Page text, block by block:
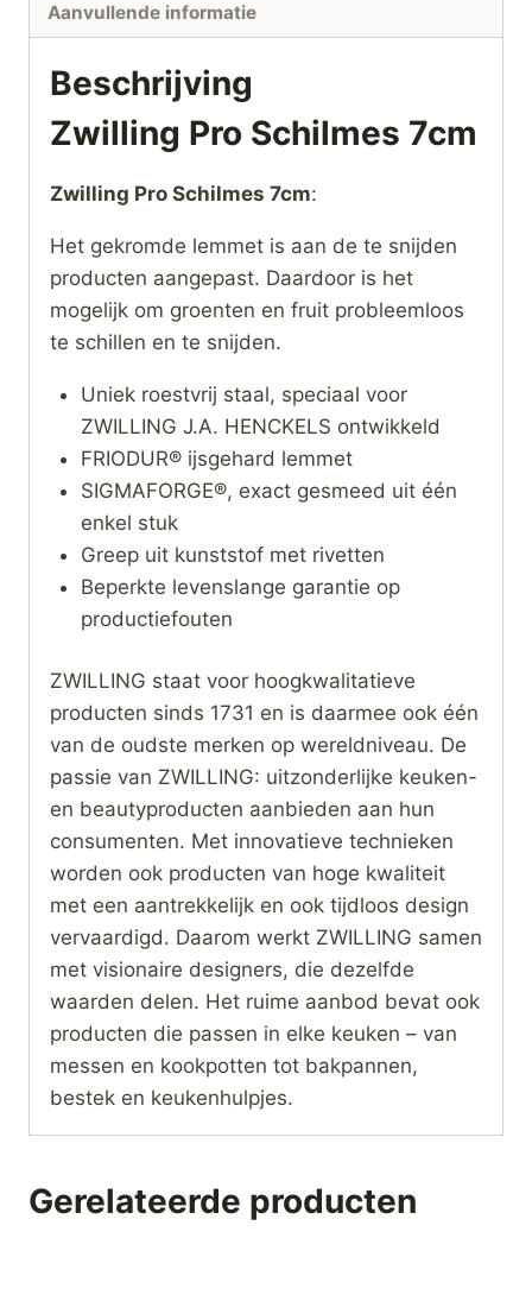
Aanvullende informatie
Beschrijving
Zwilling Pro Schilmes 7cm
Zwilling Pro Schilmes 7cm:
Het gekromde lemmet is aan de te snijden
producten aangepast. Daardoor is het
mogelijk om groenten en fruit probleemloos
te schillen en te snijden.
Uniek roestvrij staal, speciaal voor
ZWILLING J.A. HENCKELS ontwikkeld
FRIODUR® ijsgehard lemmet
SIGMAFORGE®, exact gesmeed uit één
enkel stuk
Greep uit kunststof met rivetten
Beperkte levenslange garantie op
productiefouten
ZWILLING staat voor hoogkwalitatieve
producten sinds 1731 en is daarmee ook één
van de oudste merken op wereldniveau. De
passie van ZWILLING: uitzonderlijke keuken-
en beautyproducten aanbieden aan hun
consumenten. Met innovatieve technieken
worden ook producten van hoge kwaliteit
met een aantrekkelijk en ook tijdloos design
vervaardigd. Daarom werkt ZWILLING samen
met visionaire designers, die dezelfde
waarden delen. Het ruime aanbod bevat ook
producten die passen in elke keuken – van
messen en kookpotten tot bakpannen,
bestek en keukenhulpjes.
Gerelateerde producten